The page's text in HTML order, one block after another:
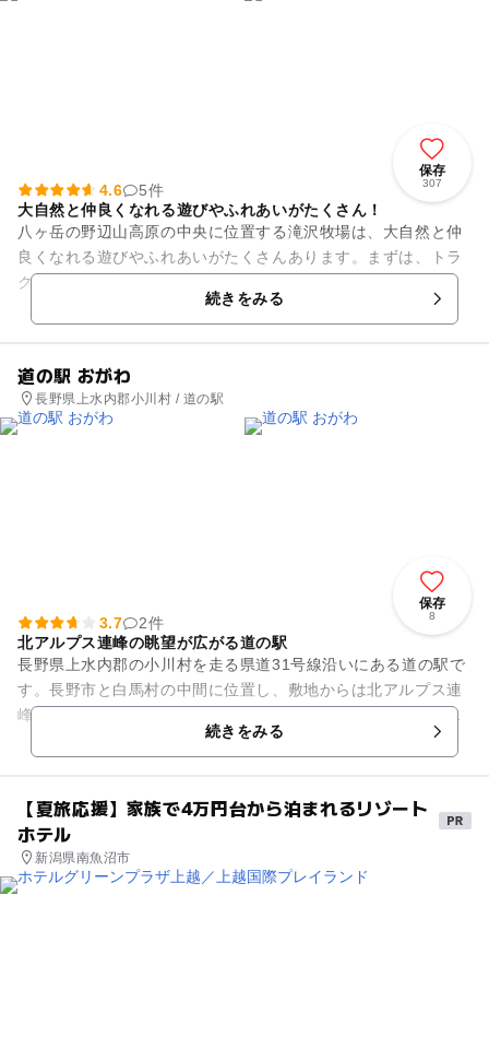
保存
307
4.6
5件
大自然と仲良くなれる遊びやふれあいがたくさん！
八ヶ岳の野辺山高原の中央に位置する滝沢牧場は、大自然と仲
良くなれる遊びやふれあいがたくさんあります。まずは、トラ
クターに乗って牧場を1周してみましょう！馬や牛、ひつじや
ヤギ等の牧場ならではの動物...続きをみる
道の駅 おがわ
長野県上水内郡小川村 / 道の駅
保存
8
3.7
2件
北アルプス連峰の眺望が広がる道の駅
長野県上水内郡の小川村を走る県道31号線沿いにある道の駅で
す。長野市と白馬村の中間に位置し、敷地からは北アルプス連
峰の眺望が広がります。農林産物直売施設の「さんさん市場」
と、「ふるさと伝統館 味...続きをみる
【夏旅応援】家族で4万円台から泊まれるリゾート
ホテル
新潟県南魚沼市